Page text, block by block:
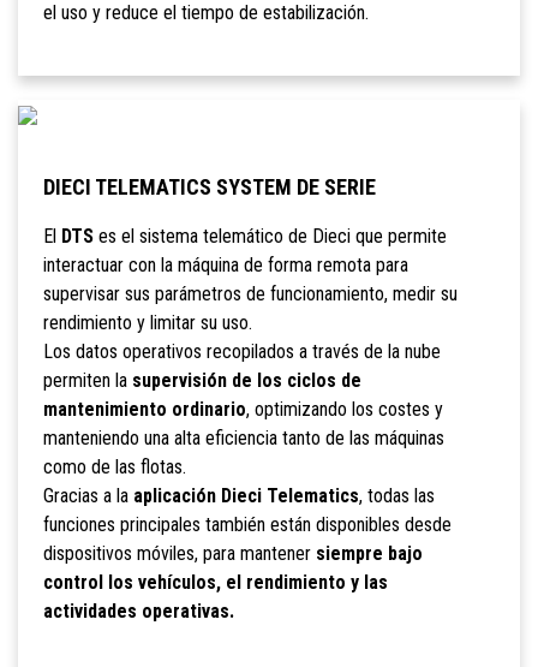
el uso y reduce el tiempo de estabilización.
DIECI TELEMATICS SYSTEM DE SERIE
El DTSes el sistema telemático de Dieci que permite
interactuar con la máquina de forma remota para
supervisar sus parámetros de funcionamiento, medir su
rendimiento y limitar su uso.
Los datos operativos recopilados a través de la nube
permiten la supervisión de los ciclos de
mantenimiento ordinario, optimizando los costes y
manteniendo una alta eficiencia tanto de las máquinas
como de las flotas.
Gracias a la aplicación Dieci Telematics, todas las
funciones principales también están disponibles desde
dispositivos móviles, para mantener siempre bajo
control los vehículos, el rendimiento y las
actividades operativas.